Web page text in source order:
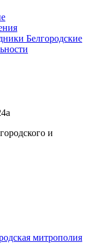
Белгородские
и